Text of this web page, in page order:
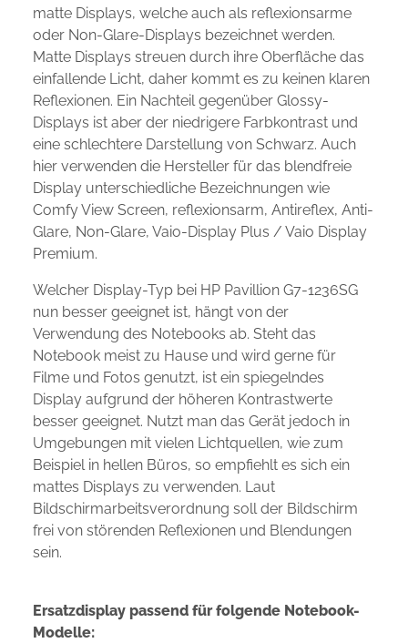
matte Displays, welche auch als reflexionsarme
oder Non-Glare-Displays bezeichnet werden.
Matte Displays streuen durch ihre Oberfläche das
einfallende Licht, daher kommt es zu keinen klaren
Reflexionen. Ein Nachteil gegenüber Glossy-
Displays ist aber der niedrigere Farbkontrast und
eine schlechtere Darstellung von Schwarz. Auch
hier verwenden die Hersteller für das blendfreie
Display unterschiedliche Bezeichnungen wie
Comfy View Screen, reflexionsarm, Antireflex, Anti-
Glare, Non-Glare, Vaio-Display Plus / Vaio Display
Premium.
Welcher Display-Typ bei HP Pavillion G7-1236SG
nun besser geeignet ist, hängt von der
Verwendung des Notebooks ab. Steht das
Notebook meist zu Hause und wird gerne für
Filme und Fotos genutzt, ist ein spiegelndes
Display aufgrund der höheren Kontrastwerte
besser geeignet. Nutzt man das Gerät jedoch in
Umgebungen mit vielen Lichtquellen, wie zum
Beispiel in hellen Büros, so empfiehlt es sich ein
mattes Displays zu verwenden. Laut
Bildschirmarbeitsverordnung soll der Bildschirm
frei von störenden Reflexionen und Blendungen
sein.
Ersatzdisplay passend für folgende Notebook-
Modelle: